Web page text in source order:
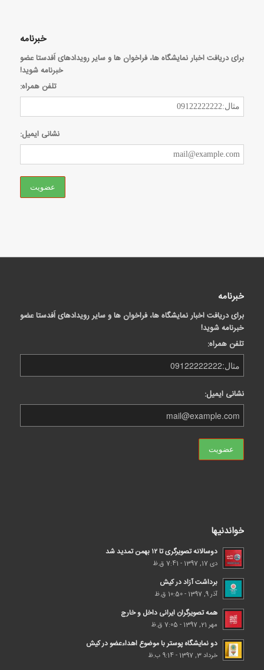
خبرنامه
برای دریافت اخبار نمایشگاه ها، فراخوان ها و سایر رویدادهای اَفدستا عضو
خبرنامه شوید!
تلفن همراه:
نشانی ایمیل:
خبرنامه
برای دریافت اخبار نمایشگاه ها، فراخوان ها و سایر رویدادهای اَفدستا عضو
خبرنامه شوید!
تلفن همراه:
نشانی ایمیل:
خواندنیها
دوسالانه تصویرگری تا ۱۲ بهمن تمدید شد
دی 17, 1397 - 7:41 ق.ظ
برداشت آزاد در کیش
آذر 9, 1397 - 10:50 ق.ظ
همه تصویرگران ایرانی داخل و خارج
مهر 21, 1397 - 7:05 ق.ظ
دو نمایشگاه پوستر با موضوع اهداء‌عضو در کیش
خرداد 3, 1397 - 9:14 ب.ظ